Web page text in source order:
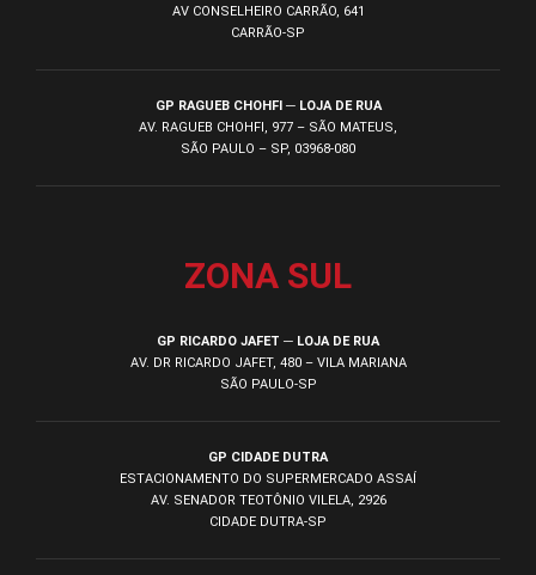
AV CONSELHEIRO CARRÃO, 641
CARRÃO-SP
GP RAGUEB CHOHFI ─ LOJA DE RUA
AV. RAGUEB CHOHFI, 977 – SÃO MATEUS,
SÃO PAULO – SP, 03968-080
ZONA SUL
GP RICARDO JAFET ─ LOJA DE RUA
AV. DR RICARDO JAFET, 480 – VILA MARIANA
SÃO PAULO-SP
GP CIDADE DUTRA
ESTACIONAMENTO DO SUPERMERCADO ASSAÍ
AV. SENADOR TEOTÔNIO VILELA, 2926
CIDADE DUTRA-SP